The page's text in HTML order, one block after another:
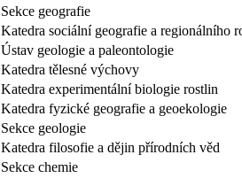
Sekce geografie
Katedra sociální geografie a regionálního
Ústav geologie a paleontologie
Katedra tělesné výchovy
Katedra experimentální biologie rostlin
Katedra fyzické geografie a geoekologie
Sekce geologie
Katedra filosofie a dějin přírodních věd
Sekce chemie